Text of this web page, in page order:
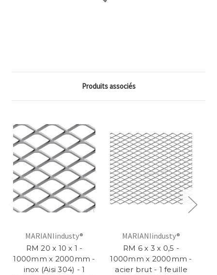
Produits associés
MARIANIindusty®
RM 20 x 10 x 1 -
1000mm x 2000mm -
inox (Aisi 304) - 1
MARIANIindusty®
RM 6 x 3 x 0,5 -
1000mm x 2000mm -
acier brut - 1 feuille